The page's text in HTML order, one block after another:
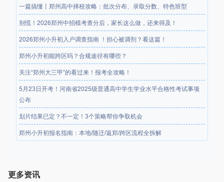
一篇搞懂丨郑州高中择校攻略：批次分布、录取分数、特色班型
别慌！2026郑州中招模考查分后，家长这么做，还来得及！
2026郑州小升初入户调查指南 ！担心被调剂？看这篇！
郑州小升初能跨区吗？合规途径有哪些？
关注“郑州大三甲”的看过来！报考全攻略！
5月23日开考！河南省2025级普通高中学生学业水平合格性考试事项
公布
划片结果已定？不一定！3个策略帮你争取机会
郑州小升初报名指南：本地/随迁/返郑/跨区流程全拆解
更多资讯